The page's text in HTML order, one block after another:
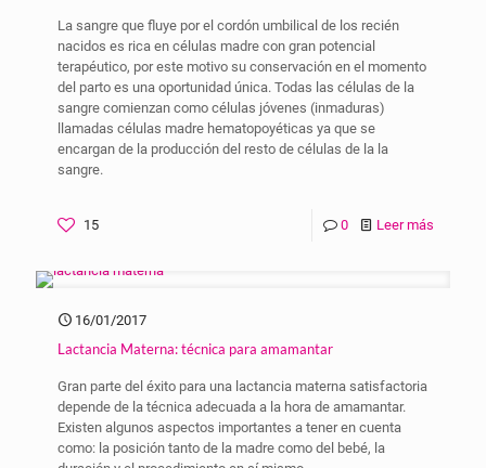
La sangre que fluye por el cordón umbilical de los recién
nacidos es rica en células madre con gran potencial
terapéutico, por este motivo su conservación en el momento
del parto es una oportunidad única. Todas las células de la
sangre comienzan como células jóvenes (inmaduras)
llamadas células madre hematopoyéticas ya que se
encargan de la producción del resto de células de la la
sangre.
15 0 Leer más
16/01/2017
Lactancia Materna: técnica para amamantar
Gran parte del éxito para una lactancia materna satisfactoria
depende de la técnica adecuada a la hora de amamantar.
Existen algunos aspectos importantes a tener en cuenta
como: la posición tanto de la madre como del bebé, la